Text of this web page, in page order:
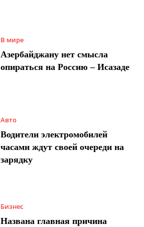
В мире
Азербайджану нет смысла
опираться на Россию – Исазаде
Авто
Водители электромобилей
часами ждут своей очереди на
зарядку
Бизнес
Названа главная причина